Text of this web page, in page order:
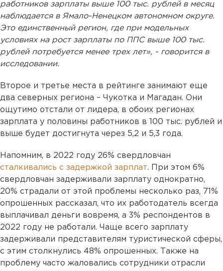
работников зарплаты выше 100 тыс. рублей в месяц
наблюдается в Ямало-Ненецком автономном округе.
Это единственный регион, где при модельных
условиях на рост зарплаты по ППС выше 100 тыс.
рублей потребуется менее трех лет», - говорится в
исследовании.
Второе и третье места в рейтинге занимают еще
два северных региона – Чукотка и Магадан. Они
ощутимо отстали от лидера, в обоих регионах
зарплата у половины работников в 100 тыс. рублей и
выше будет достигнута через 5,2 и 5,3 года.
Напомним, в 2022 году 26% свердловчан
сталкивались с задержкой зарплат. При этом 6%
свердловчан задерживали зарплату однократно,
20% страдали от этой проблемы несколько раз, 71%
опрошенных рассказал, что их работодатель всегда
выплачивал деньги вовремя, а 3% респондентов в
2022 году не работали. Чаще всего зарплату
задерживали представителям туристической сферы,
с этим столкнулись 48% опрошенных. Также на
проблему часто жаловались сотрудники отрасли